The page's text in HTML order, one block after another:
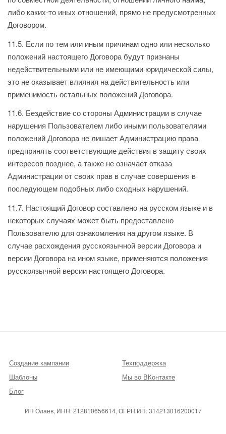
либо каких-то иных отношений, прямо не предусмотренных
Договором.
11.5. Если по тем или иным причинам одно или несколько
положений настоящего Договора будут признаны
недействительными или не имеющими юридической силы,
это не оказывает влияния на действительность или
применимость остальных положений Договора.
11.6. Бездействие со стороны Администрации в случае
нарушения Пользователем либо иными пользователями
положений Договора не лишает Администрацию права
предпринять соответствующие действия в защиту своих
интересов позднее, а также не означает отказа
Администрации от своих прав в случае совершения в
последующем подобных либо сходных нарушений.
11.7. Настоящий Договор составлено на русском языке и в
некоторых случаях может быть предоставлено
Пользователю для ознакомления на другом языке. В
случае расхождения русскоязычной версии Договора и
версии Договора на ином языке, применяются положения
русскоязычной версии настоящего Договора.
Создание кампании
Шаблоны
Блог
Техподдержка
Мы во ВКонтакте
ИП Олаев, ИНН: 212810656614, ОГРН ИП: 314213016200017